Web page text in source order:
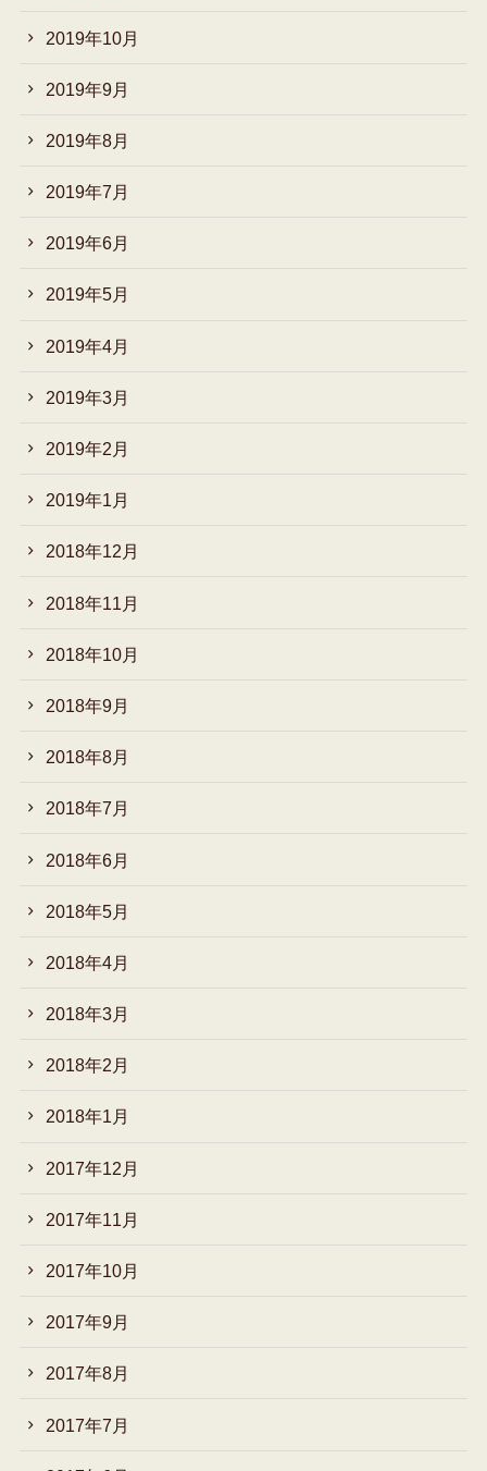
2019年10月
2019年9月
2019年8月
2019年7月
2019年6月
2019年5月
2019年4月
2019年3月
2019年2月
2019年1月
2018年12月
2018年11月
2018年10月
2018年9月
2018年8月
2018年7月
2018年6月
2018年5月
2018年4月
2018年3月
2018年2月
2018年1月
2017年12月
2017年11月
2017年10月
2017年9月
2017年8月
2017年7月